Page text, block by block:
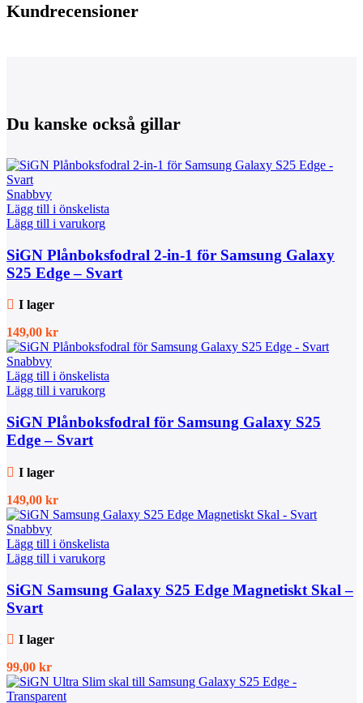
Kundrecensioner
Du kanske också gillar
Snabbvy
Lägg till i önskelista
Lägg till i varukorg
SiGN Plånboksfodral 2-in-1 för Samsung Galaxy
S25 Edge – Svart
I lager
149,00 kr
Snabbvy
Lägg till i önskelista
Lägg till i varukorg
SiGN Plånboksfodral för Samsung Galaxy S25
Edge – Svart
I lager
149,00 kr
Snabbvy
Lägg till i önskelista
Lägg till i varukorg
SiGN Samsung Galaxy S25 Edge Magnetiskt Skal –
Svart
I lager
99,00 kr